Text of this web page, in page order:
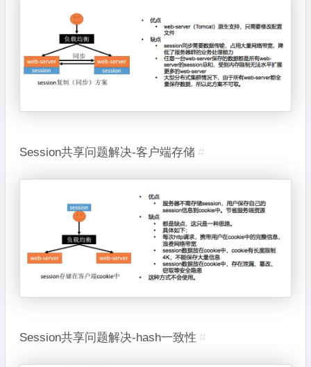
Session共享问题解决-客户端存储 #
Session共享问题解决-hash一致性 #